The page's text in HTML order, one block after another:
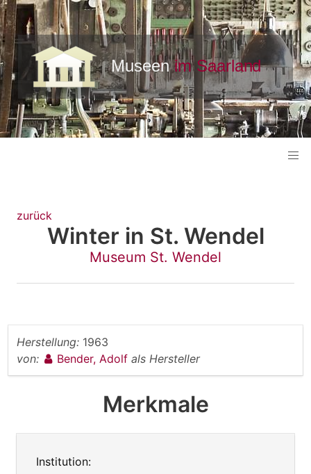
zurück
Winter in St. Wendel
Museum St. Wendel
Herstellung: 1963
von:
Bender, Adolf als Hersteller
Merkmale
Institution: